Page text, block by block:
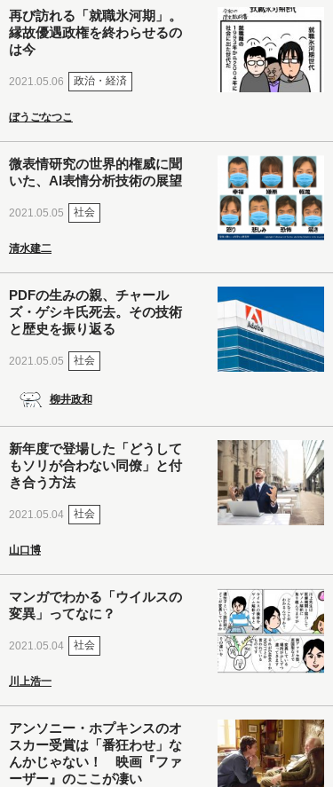
再び訪れる「就職氷河期」。
縁故優遇政権を終わらせるの
は今
2021.05.06 政治・経済
ぼうごなつこ
微表情研究の世界的権威に聞
いた、AI表情分析技術の展望
2021.05.05 社会
清水建二
PDFの生みの親、チャール
ズ・ゲシキ氏死去。その技術
と歴史を振り返る
2021.05.05 社会
柳井政和
新年度で登場した「どうして
もソリが合わない同僚」と付
き合う方法
2021.05.04 社会
山口博
マンガでわかる「ウイルスの
変異」ってなに？
2021.05.04 社会
川上浩一
アンソニー・ホプキンスのオ
スカー受賞は「番狂わせ」な
んかじゃない！ 映画『ファ
ーザー』のここが凄い